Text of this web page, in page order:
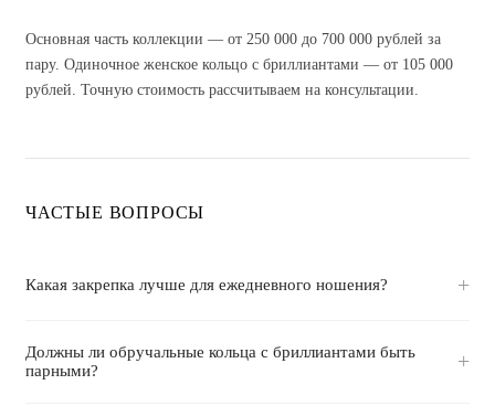
Основная часть коллекции — от 250 000 до 700 000 рублей за
пару. Одиночное женское кольцо с бриллиантами — от 105 000
рублей. Точную стоимость рассчитываем на консультации.
ЧАСТЫЕ ВОПРОСЫ
Какая закрепка лучше для ежедневного ношения?
Должны ли обручальные кольца с бриллиантами быть
парными?